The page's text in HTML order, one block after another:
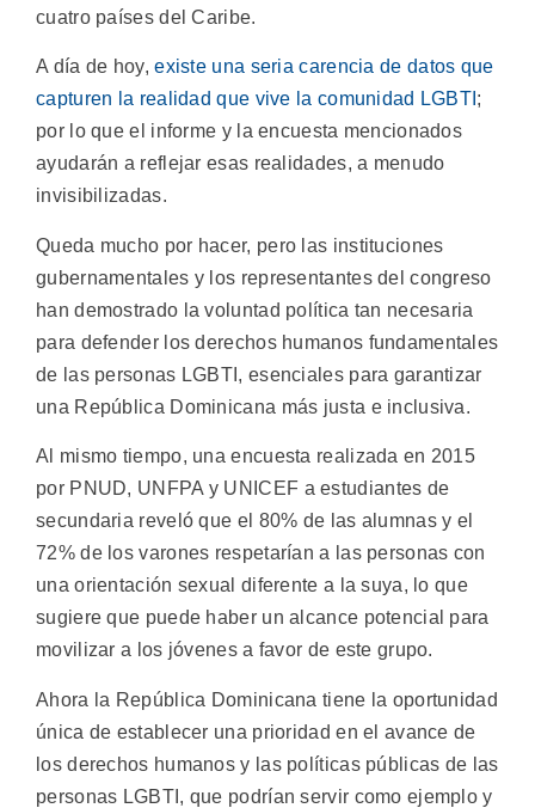
cuatro países del Caribe.
A día de hoy,existe una seria carencia de datos que
capturen la realidad que vive la comunidad LGBTI ;
por lo que el informe y la encuesta mencionados
ayudarán a reflejar esas realidades, a menudo
invisibilizadas.
Queda mucho por hacer, pero las instituciones
gubernamentales y los representantes del congreso
han demostrado la voluntad política tan necesaria
para defender los derechos humanos fundamentales
de las personas LGBTI, esenciales para garantizar
una República Dominicana más justa e inclusiva.
Al mismo tiempo, una encuesta realizada en 2015
por PNUD, UNFPA y UNICEF a estudiantes de
secundaria reveló que el 80% de las alumnas y el
72% de los varones respetarían a las personas con
una orientación sexual diferente a la suya, lo que
sugiere que puede haber un alcance potencial para
movilizar a los jóvenes a favor de este grupo.
Ahora la República Dominicana tiene la oportunidad
única de establecer una prioridad en el avance de
los derechos humanos y las políticas públicas de las
personas LGBTI, que podrían servir como ejemplo y